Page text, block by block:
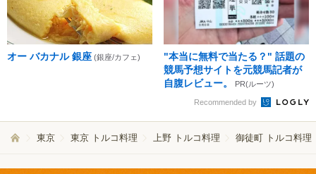
オー バカナル 銀座 (銀座/カフェ)
"本当に無料で当たる？" 話題の
競馬予想サイトを元競馬記者が
自腹レビュー。
PR(ルーツ)
Recommended by
東京 東京 トルコ料理 上野 トルコ料理 御徒町 トルコ料理